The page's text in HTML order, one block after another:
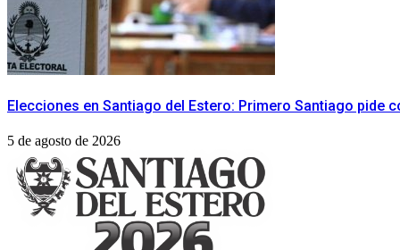
​Elecciones en Santiago del Estero: Primero Santiago
5 de agosto de 2026